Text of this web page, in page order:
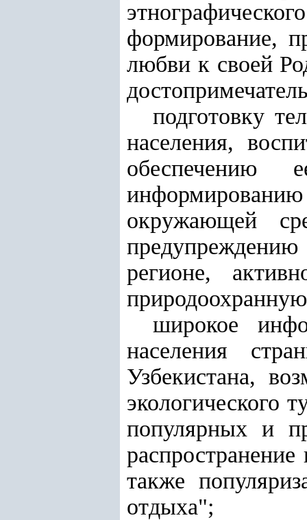
формирование,
любви к своей
подготовку
населения,
информированию
окружающей
предупреждению
регионе,
широкое
населения
Узбекистана,
экологического
популярных и
также
отдыха";